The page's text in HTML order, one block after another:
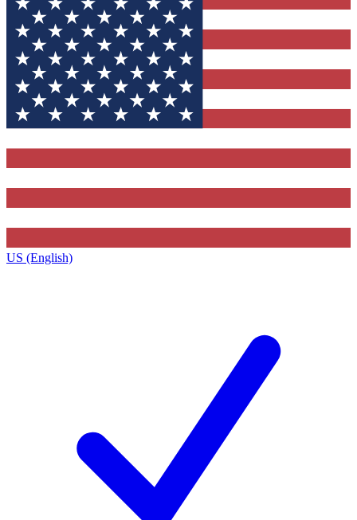
US (English)